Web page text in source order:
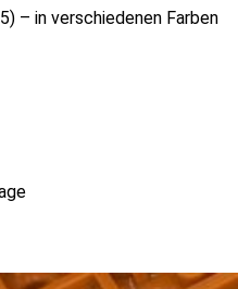
– in verschiedenen Farben